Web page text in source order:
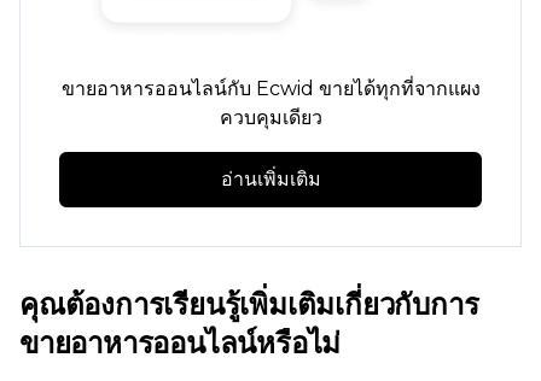
ขายอาหารออนไลน์กับ Ecwid ขายได้ทุกที่จากแผง
ควบคุมเดียว
อ่านเพิ่มเติม
คุณต้องการเรียนรู้เพิ่มเติมเกี่ยวกับการ
ขายอาหารออนไลน์หรือไม่